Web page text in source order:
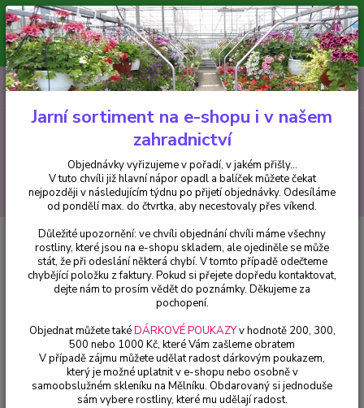
Minimální hodnota pro odeslání z e-shopu je 300 Kč.
V tuto chvíli již hlavní nápor objednávek opadl a balíček můžete čekat
nejpozději v následujícím týdnu po přijetí objednávky. Objednávky
vyřizujeme v pořadí, v jakém přišly...
CZK
Hledat
+420 602 223 614 0ks
za0 Kč
Fuchsie
Lechlade Martianess Fuchsie - cena za kus v 3-kusovém
balení
Lechlade Martianess Fuchsie -
cena za kus v 3-kusovém balení
Jarní sortiment na e-shopu i v našem
zahradnictví
Objednávky vyřizujeme v pořadí, v jakém přišly...
V tuto chvíli již hlavní nápor opadl a balíček můžete čekat
nejpozději v následujícím týdnu po přijetí objednávky. Odesíláme
od pondělí max. do čtvrtka, aby necestovaly přes víkend.
Důležité upozornění: ve chvíli objednání chvíli máme všechny
rostliny, které jsou na e-shopu skladem, ale ojediněle se může
stát, že při odeslání některá chybí. V tomto případě odečteme
chybějící položku z faktury. Pokud si přejete dopředu kontaktovat,
dejte nám to prosím vědět do poznámky. Děkujeme za
pochopení.
Objednat můžete takéDÁRKOVÉ POUKAZYv hodnotě 200, 300,
500 nebo 1000 Kč, které Vám zašleme obratem
V případě zájmu můžete udělat radost dárkovým poukazem,
který je možné uplatnit v e-shopu nebo osobně v
samoobslužném skleníku na Mělníku. Obdarovaný si jednoduše
sám vybere rostliny, které mu udělají radost.